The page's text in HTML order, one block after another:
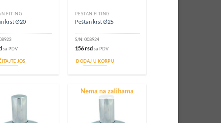
FITING
krst Ø20
sa PDV
JOŠ
PEŠTAN FITING
Peštan krst Ø25
S/N:008924
156rsdsa PDV
DODAJ U KORPU
Nema na zalihama